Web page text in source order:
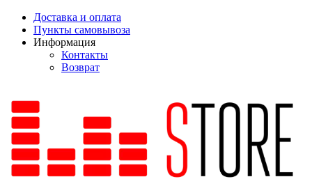
Доставка и оплата
Пункты самовывоза
Информация
Контакты
Возврат